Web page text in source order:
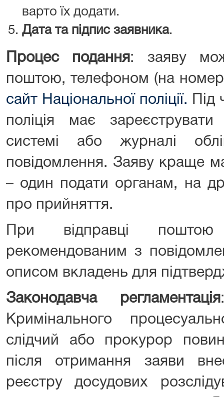
варто їх додати.
Дата та підпис заявника.
Процес подання : заяву
поштою, телефоном (на
сайт Національної поліції. Під
поліція має
системі або журналі
повідомлення. Заяву краще
– один подати органам, на
про прийняття.
При відправці
рекомендованим з
описом вкладень для
Законодавча регламентація
Кримінального
слідчий або прокурор
після отримання заяви
реєстру досудових